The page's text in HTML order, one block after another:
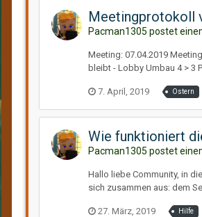
Meetingprotokoll
Pacman1305 postet
Meeting: 07.04.2019
bleibt - Lobby Umbau 4 > 3
7. April, 2019 Ostern
Wie funktioniert
Pacman1305 postet
Hallo liebe Community, in
sich zusammen aus: dem
27. März, 2019 Hilfe